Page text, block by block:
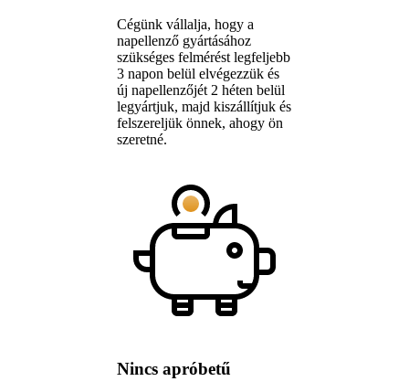
Cégünk vállalja, hogy a
napellenző gyártásához
szükséges felmérést legfeljebb
3 napon belül elvégezzük és
új napellenzőjét 2 héten belül
legyártjuk, majd kiszállítjuk és
felszereljük önnek, ahogy ön
szeretné.
Nincs apróbetű